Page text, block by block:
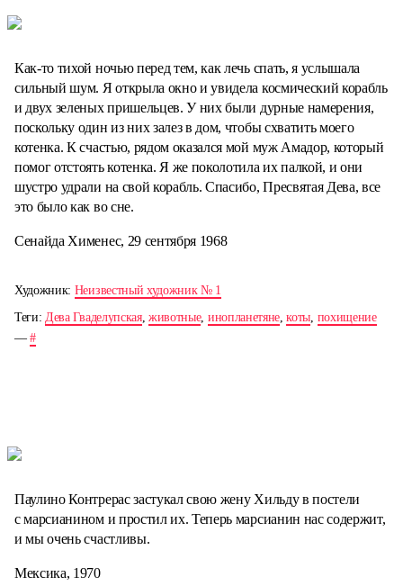
Как-то тихой ночью перед тем, как лечь спать, я услышала
сильный шум. Я открыла окно и увидела космический корабль
и двух зеленых пришельцев. У них были дурные намерения,
поскольку один из них залез в дом, чтобы схватить моего
котенка. К счастью, рядом оказался мой муж Амадор, который
помог отстоять котенка. Я же поколотила их палкой, и они
шустро удрали на свой корабль. Спасибо, Пресвятая Дева, все
это было как во сне.
Сенайда Хименес, 29 сентября 1968
Художник: Неизвестный художник № 1
Теги: Дева Гваделупская,животные, инопланетяне ,коты похищение
—#
Паулино Контрерас застукал свою жену Хильду в постели
с марсианином и простил их. Теперь марсианин нас содержит,
и мы очень счастливы.
Мексика, 1970